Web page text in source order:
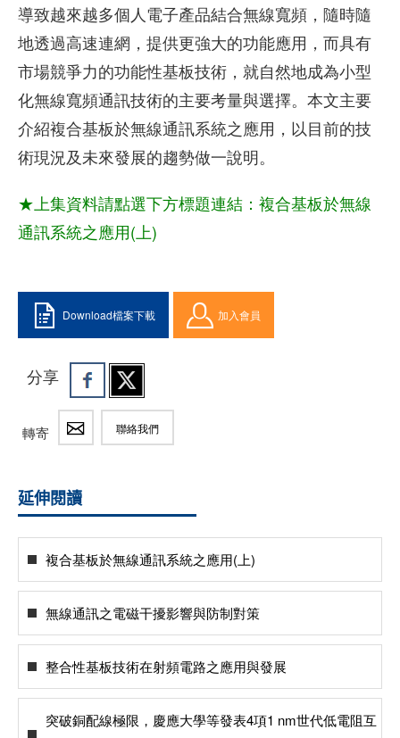
導致越來越多個人電子產品結合無線寬頻，隨時隨
地透過高速連網，提供更強大的功能應用，而具有
市場競爭力的功能性基板技術，就自然地成為小型
化無線寬頻通訊技術的主要考量與選擇。本文主要
介紹複合基板於無線通訊系統之應用，以目前的技
術現況及未來發展的趨勢做一說明。
★上集資料請點選下方標題連結： 複合基板於無線
通訊系統之應用(上)
Download檔案下載 加入會員
分享
轉寄 聯絡我們
延伸閱讀
複合基板於無線通訊系統之應用(上)
無線通訊之電磁干擾影響與防制對策
整合性基板技術在射頻電路之應用與發展
突破銅配線極限，慶應大學等發表4項1 nm世代低電阻互